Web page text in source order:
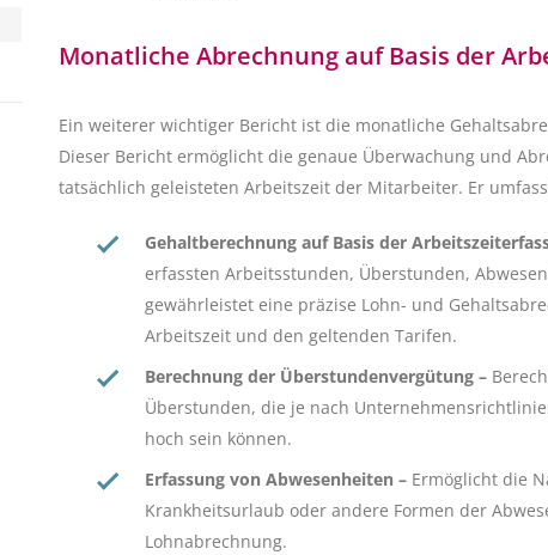
Monatliche Abrechnung auf Basis der
Ein weiterer wichtiger Bericht ist die monatliche
Dieser Bericht ermöglicht die genaue Überwachung und
tatsächlich geleisteten Arbeitszeit der Mitarbeiter. Er
Gehaltberechnung auf Basis der
erfassten Arbeitsstunden, Überstunden,
gewährleistet eine präzise Lohn- und
Arbeitszeit und den geltenden Tarifen.
Berechnung der Überstundenvergütung –
Überstunden, die je nach
hoch sein können.
Erfassung von Abwesenheiten – Ermöglicht die
Krankheitsurlaub oder andere Formen der
Lohnabrechnung.